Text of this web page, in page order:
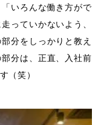
いろんな働き方がで
っていかないよう、
分をしっかりと教え
分は、正直、入社前
（笑）